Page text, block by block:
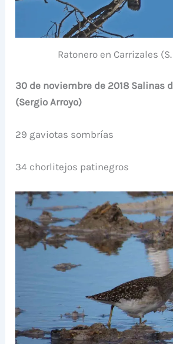
Ratonero en Carrizales
30 de noviembre de 2018 Salinas
(Sergio Arroyo)
29 gaviotas sombrías
34 chorlitejos patinegros